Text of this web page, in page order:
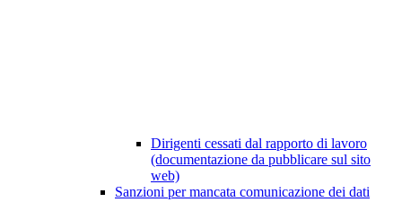
Dirigenti cessati dal rapporto di lavoro
(documentazione da pubblicare sul sito
web)
Sanzioni per mancata comunicazione dei dati